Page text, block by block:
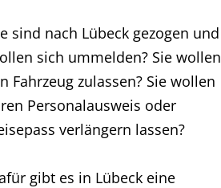
sind nach Lübeck gezogen und
sich ummelden? Sie wollen
Fahrzeug zulassen? Sie wollen
Personalausweis oder
verlängern lassen?
gibt es in Lübeck eine